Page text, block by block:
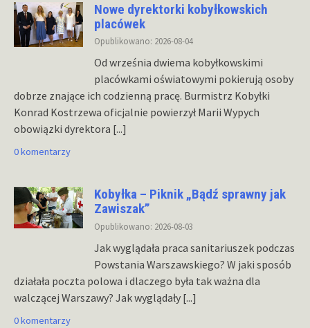
Nowe dyrektorki kobyłkowskich
placówek
Opublikowano: 2026-08-04
Od września dwiema kobyłkowskimi
placówkami oświatowymi pokierują osoby
dobrze znające ich codzienną pracę. Burmistrz Kobyłki
Konrad Kostrzewa oficjalnie powierzył Marii Wypych
obowiązki dyrektora [...]
0 komentarzy
Kobyłka – Piknik „Bądź sprawny jak
Zawiszak”
Opublikowano: 2026-08-03
Jak wyglądała praca sanitariuszek podczas
Powstania Warszawskiego? W jaki sposób
działała poczta polowa i dlaczego była tak ważna dla
walczącej Warszawy? Jak wyglądały [...]
0 komentarzy